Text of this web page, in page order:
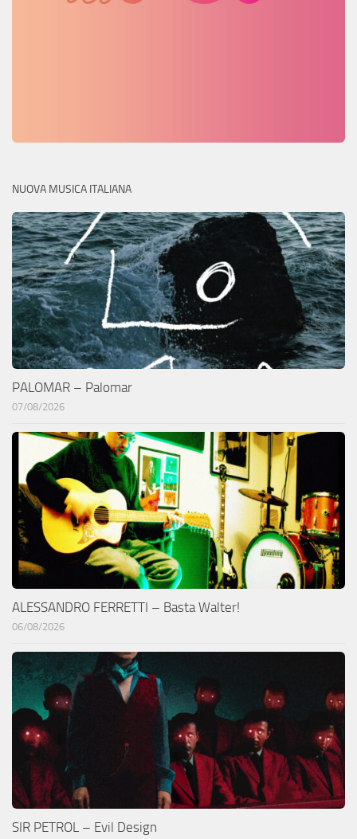
NUOVA MUSICA ITALIANA
PALOMAR – Palomar
07/08/2026
ALESSANDRO FERRETTI – Basta Walter!
06/08/2026
SIR PETROL – Evil Design